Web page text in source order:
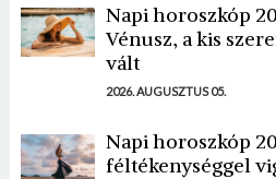
Napi horoszkóp
Vénusz, a kis
vált
2026. AUGUSZTUS 05.
Napi horoszkóp
féltékenységgel